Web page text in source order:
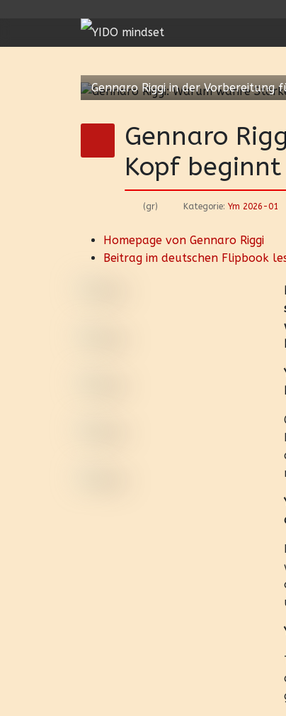
Gennaro Riggi in der Vorbereitung
Gennaro
Kopf beginnt
(gr) Kategorie: Ym 2026-01
Homepage von Gennaro Riggi
Beitrag im deutschen Flipbook